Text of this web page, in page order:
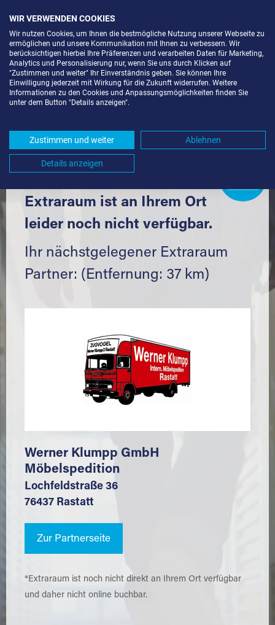
LAGERBOX IN INSHEIM (76865) UND
Komfortabel einlagern mit Extraraum
Extraraum ist an Ihrem Ort
leider noch nicht verfügbar.
Ihr nächstgelegener Extraraum
Partner: (Entfernung: 37 km)
Werner Klumpp GmbH
Möbelspedition
Lochfeldstraße 36
76437 Rastatt
Zur Partnerseite
*Extraraum ist noch nicht direkt an Ihrem Ort verfügbar
und daher nicht online buchbar.
WIR VERWENDEN COOKIES
Wir nutzen Cookies, um Ihnen die bestmögliche Nutzung unserer Webseite zu
ermöglichen und unsere Kommunikation mit Ihnen zu verbessern. Wir
berücksichtigen hierbei Ihre Präferenzen und verarbeiten Daten für Marketing,
Analytics und Personalisierung nur, wenn Sie uns durch Klicken auf
"Zustimmen und weiter" Ihr Einverständnis geben. Sie können Ihre
Einwilligung jederzeit mit Wirkung für die Zukunft widerrufen. Weitere
Informationen zu den Cookies und Anpassungsmöglichkeiten finden Sie
unter dem Button "Details anzeigen".
Zustimmen und weiter Ablehnen
Details anzeigen